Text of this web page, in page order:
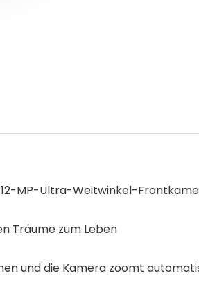
12-MP-Ultra-Weitwinkel-
Träume zum Leben
und die Kamera zoomt